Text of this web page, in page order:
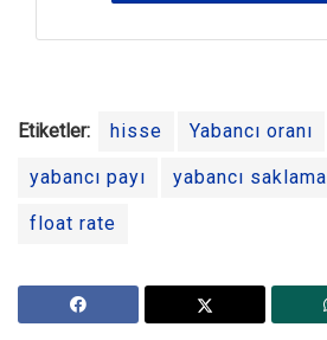
Etiketler: hisse Yabancı oranı
yabancı payı yabancı saklama
float rate